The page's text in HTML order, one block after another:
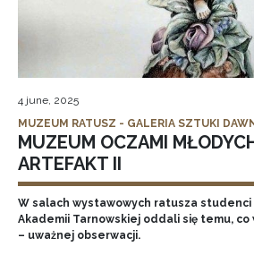
4 june, 2025
MUZEUM RATUSZ - GALERIA SZTUKI
MUZEUM OCZAMI
ARTEFAKT II
W salach wystawowych ratusza studenci
Akademii Tarnowskiej oddali się temu, co
– uważnej obserwacji.